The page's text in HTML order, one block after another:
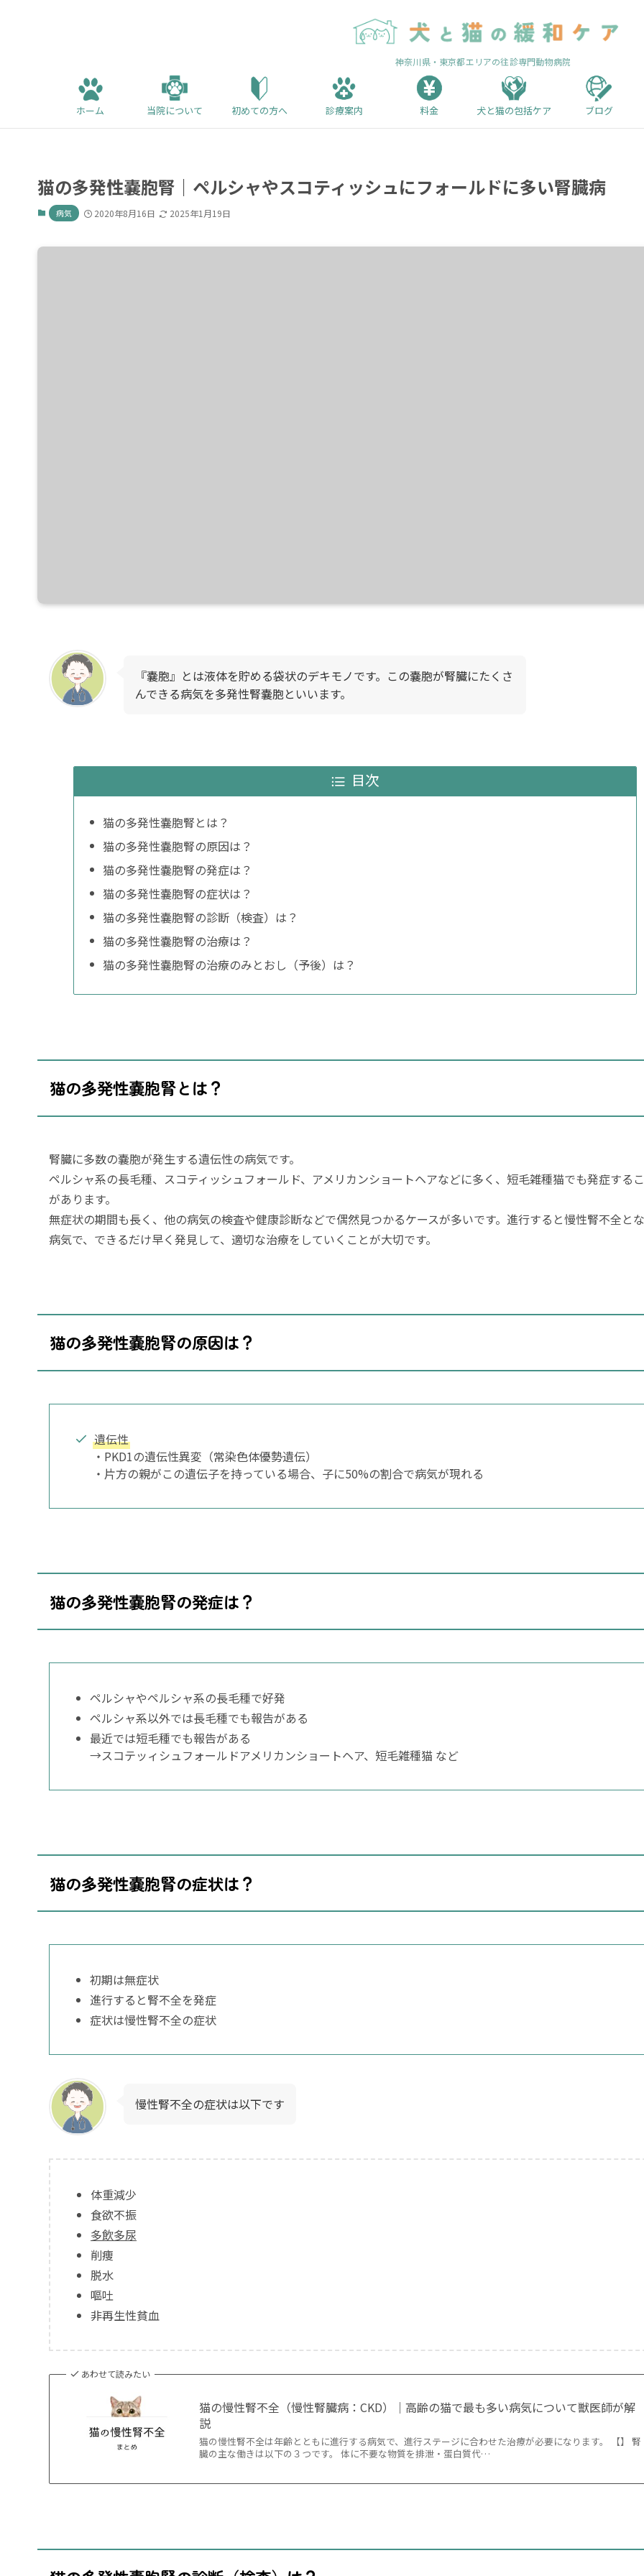
神奈川県・東京都エリアの往診専門動物病院
ホーム 当院について 初めての方へ 診療案内 料金 犬と猫の包括ケア ブログ
猫の多発性嚢胞腎｜ペルシャやスコティッシュにフォールドに多い腎臓病
病気 2020年8月16日 2025年1月19日
『嚢胞』とは液体を貯める袋状のデキモノです。この嚢胞が腎臓にたくさ
んできる病気を多発性腎嚢胞といいます。
目次
猫の多発性嚢胞腎とは？
猫の多発性嚢胞腎の原因は？
猫の多発性嚢胞腎の発症は？
猫の多発性嚢胞腎の症状は？
猫の多発性嚢胞腎の診断（検査）は？
猫の多発性嚢胞腎の治療は？
猫の多発性嚢胞腎の治療のみとおし（予後）は？
猫の多発性嚢胞腎とは？
腎臓に多数の嚢胞が発生する遺伝性の病気です。
ペルシャ系の長毛種、スコティッシュフォールド、アメリカンショートヘアなどに多く、短毛雑種猫でも発症する
があります。
無症状の期間も長く、他の病気の検査や健康診断などで偶然見つかるケースが多いです。進行すると慢性腎不全と
病気で、できるだけ早く発見して、適切な治療をしていくことが大切です。
猫の多発性嚢胞腎の原因は？
遺伝性
・PKD1の遺伝性異変（常染色体優勢遺伝）
・片方の親がこの遺伝子を持っている場合、子に50%の割合で病気が現れる
猫の多発性嚢胞腎の発症は？
ペルシャやペルシャ系の長毛種で好発
ペルシャ系以外では長毛種でも報告がある
最近では短毛種でも報告がある
→スコテッィシュフォールドアメリカンショートヘア、短毛雑種猫 など
猫の多発性嚢胞腎の症状は？
初期は無症状
進行すると腎不全を発症
症状は慢性腎不全の症状
慢性腎不全の症状は以下です
体重減少
食欲不振
多飲多尿
削痩
脱水
嘔吐
非再生性貧血
あわせて読みたい
猫の慢性腎不全（慢性腎臓病：CKD）｜高齢の猫で最も多い病気について獣医師が解
説
猫の慢性腎不全は年齢とともに進行する病気で、進行ステージに合わせた治療が必要になります。 【】 腎
臓の主な働きは以下の３つです。 体に不要な物質を排泄・蛋白質代…